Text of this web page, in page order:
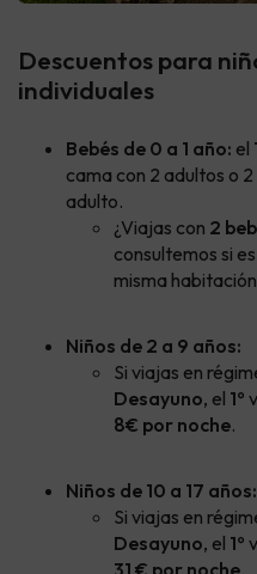
Descuentos para
individuales
Bebés de 0 a 1 año: el
cama con 2 adultos o
adulto.
¿Viajas con 2
consultemos si
misma
Niños de 2 a 9 años:
Si viajas en
Desayuno, el 1º
8€ por noche.
Niños de 10 a 17 años:
Si viajas en
Desayuno, el 1º